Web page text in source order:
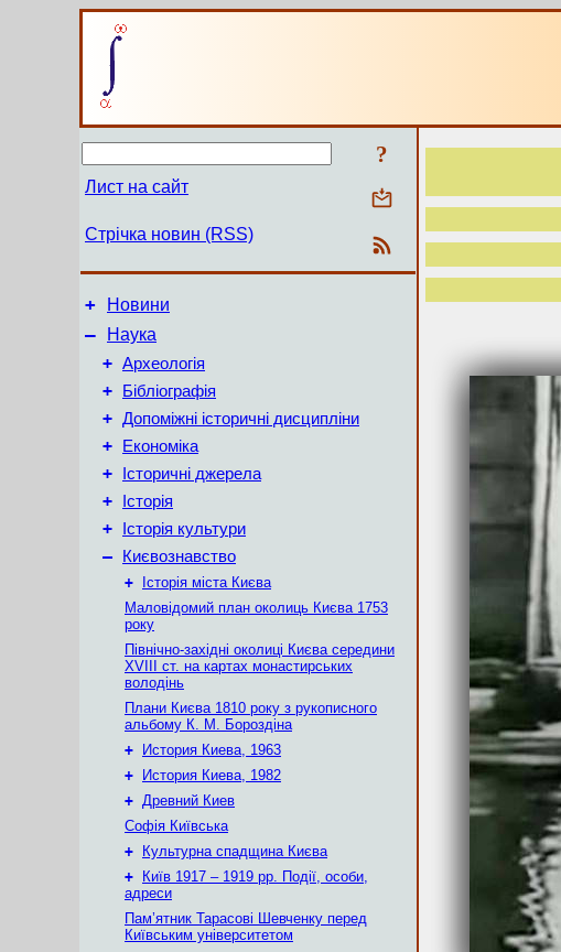
?
Лист на сайт
Стрічка новин (RSS)
+ Новини
–
Наука
+ Археологія
+ Бібліографія
+ Допоміжні історичні дисципліни
+ Економіка
+ Історичні джерела
+ Історія
+ Історія культури
– Києвознавство
+
Історія міста Києва
Маловідомий план околиць Києва 1753
року
Північно-західні околиці Києва середини
XVIII ст. на картах монастирських
володінь
Плани Києва 1810 року з рукописного
альбому К. М. Бороздіна
+
История Киева, 1963
+
История Киева, 1982
+ Древний Киев
Софія Київська
+
Культурна спадщина Києва
+
Київ 1917 – 1919 рр. Події, особи,
адреси
Пам’ятник Тарасові Шевченку перед
Київським університетом